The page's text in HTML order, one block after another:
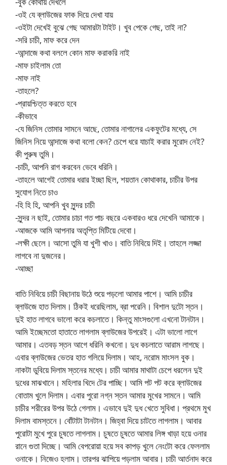
-ওই যে ব্লাউজের ফাক দিয়ে দেখা যায়
-ওইটা দেখেই বুঝে গেছ আমারটা টাইট। খুব পেকে গেছ, তাই না?
-সরি চাচী, মাফ করে দেন
-আন্দাজে কথা বললে কোন মাফ করাকরি নাই
-মাফ চাইলাম তো
-মাফ নাই
-তাহলে?
-প্রায়শ্চিত্ত করতে হবে
-কীভাবে
-যে জিনিস তোমার সামনে আছে, তোমার নাগালের একফুটের মধ্যে, সে
জিনিস নিয়ে আন্দাজে কথা বলো কেন? চেপে ধরে যাচাই করার মুরোদ নেই?
কী পুরুষ তুমি।
-চাচী, আপনি রাগ করবেন ভেবে ধরিনি।
-তাহলে আগেই তোমার ধরার ইচ্ছা ছিল, শয়তান কোথাকার, চাচীর উপর
সুযোগ নিতে চাও
-হি হি হি, আপনি খুব সুন্দর চাচী
-সুন্দর ন ছাই, তোমার চাচা গত পাচ বছরে একবারও ধরে দেখেনি আমাকে।
-আজকে আমি আপনার অতৃপ্তি মিটিয়ে দেবো।
-লক্ষী ছেলে। আসো তুমি যা খুশী খাও। বাতি নিবিয়ে দিই। তাহলে লজ্জা
লাগবে না দুজনের।
-আচ্ছা
বাতি নিবিয়ে চাচী বিছানায় উঠে শুয়ে পড়লো আমার পাশে। আমি চাচীর
ব্লাউজে হাত দিলাম। ঠিকই ধরেছিলাম, ব্রা পরেনি। বিশাল দুটো স্তন।
দুই হাত লাগবে ভালো করে কচলাতে। কিন্তু মাংসগুলো এখনো টানটান।
আমি ইচ্ছেমতো হাতাতে লাগলাম ব্লাউজের উপরেই। এটা ভালো লাগে
আমার। এতবড় স্তন আগে ধরিনি কখনো। দুধ কচলাতে আরাম লাগছে।
এবার ব্লাউজের ভেতর হাত গলিয়ে দিলাম। আহ, নরোম মাংসল বুক।
নাকটা ডুবিয়ে দিলাম স্তনের মধ্যে। চাচী আমার মাথাটা চেপে ধরলেন দুই
দুধের মাঝখানে। মহিলার খিদে টের পাচ্ছি। আমি পট পট করে ব্লাউজের
বোতাম খুলে দিলাম। এবার পুরো নগ্ন স্তন আমার মুখের সামনে। আমি
চাচীর শরীরের উপর উঠে গেলাম। এভাবে দুই দুধ খেতে সুবিধা। প্রথমে মুখ
দিলাম বামস্তনে। বোঁটাটা টানটান। জিহ্বা দিয়ে চাটতে লাগলাম। আবার
পুরোটা মুখে পুরে চুষতে লাগলাম। চুষতে চুষতে আমার লিঙ্গ খাড়া হয়ে ওনার
রানে গুতা দিচ্ছে। আমি বেপরোয়া হয়ে সব কাপড় খুলে নেংটো করে ফেললাম
ওনাকে। নিজেও হলাম। তারপর ঝাপিয়ে পড়লাম আবার। চাচী আর্তনাদ করে